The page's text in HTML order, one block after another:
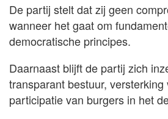
De partij stelt dat zij geen
wanneer het gaat om
democratische principes.
Daarnaast blijft de partij zich
transparant bestuur,
participatie van burgers in het